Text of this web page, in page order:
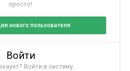
просто!
нового пользователя
Войти
Войти в систему.